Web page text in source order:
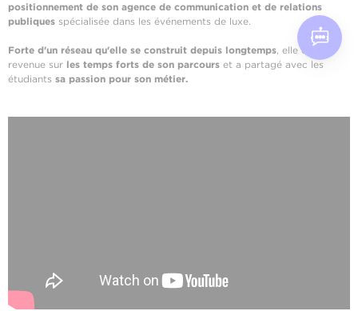
positionnement de son agence de communication et de relations
publiques spécialisée dans les événements de luxe.
Forte d'un réseau qu'elle se construit depuis longtemps, elle est
revenue sur les temps forts de son parcours et a partagé avec les
étudiants sa passion pour son métier.